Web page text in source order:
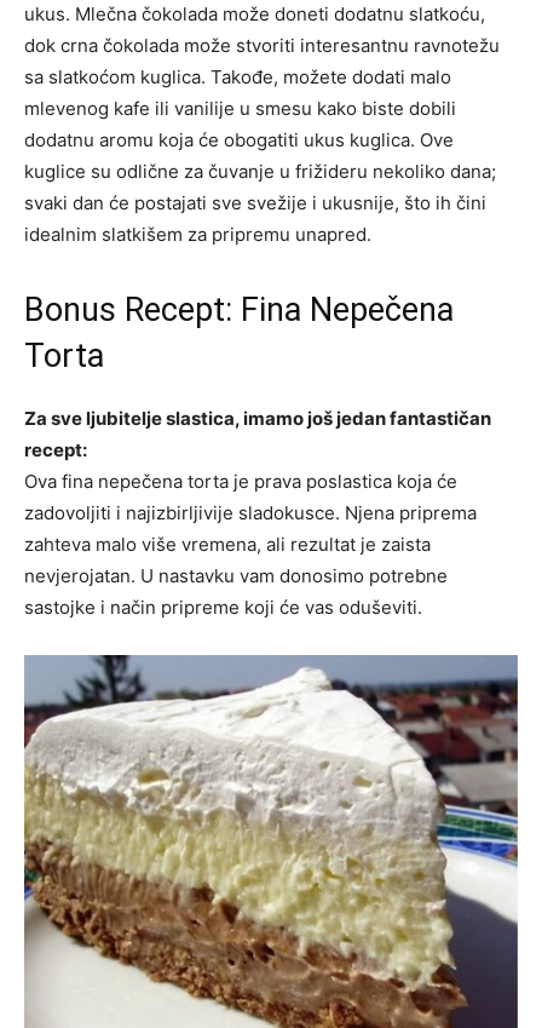
ukus. Mlečna čokolada može doneti dodatnu slatkoću,
dok crna čokolada može stvoriti interesantnu ravnotežu
sa slatkoćom kuglica. Takođe, možete dodati malo
mlevenog kafe ili vanilije u smesu kako biste dobili
dodatnu aromu koja će obogatiti ukus kuglica. Ove
kuglice su odlične za čuvanje u frižideru nekoliko dana;
svaki dan će postajati sve svežije i ukusnije, što ih čini
idealnim slatkišem za pripremu unapred.
Bonus Recept: Fina Nepečena
Torta
Za sve ljubitelje slastica, imamo još jedan fantastičan
recept:
Ova fina nepečena torta je prava poslastica koja će
zadovoljiti i najizbirljivije sladokusce. Njena priprema
zahteva malo više vremena, ali rezultat je zaista
nevjerojatan. U nastavku vam donosimo potrebne
sastojke i način pripreme koji će vas oduševiti.